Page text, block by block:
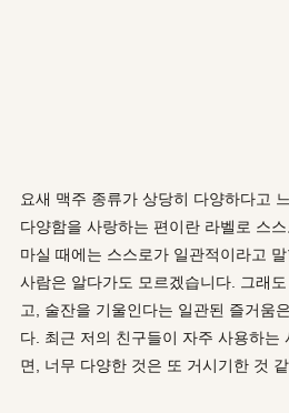
요새 맥주 종류가 상당히 다양하다고
다양함을 사랑하는 편이란 라벨로 스
마실 때에는 스스로가 일관적이라고
사람은 알다가도 모르겠습니다. 그래
고, 술잔을 기울인다는 일관된 즐거움
다. 최근 저의 친구들이 자주 사용하는
면, 너무 다양한 것은 또 거시기한 것